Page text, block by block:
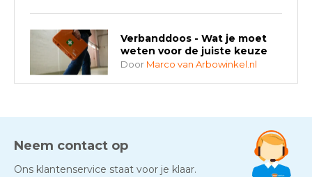
Verbanddoos - Wat je moet
weten voor de juiste keuze
Door Marco van Arbowinkel.nl
AED-apparaten - Welke past
Door Marco van Arbowinkel.nl
Neem contact op
Ons klantenservice staat voor je klaar.